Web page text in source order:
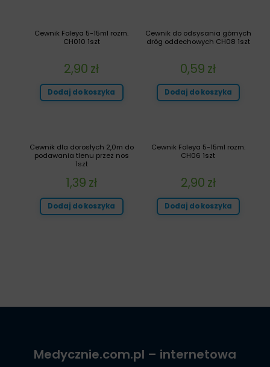
Cewnik do odsysania górnych
dróg oddechowych CH08 1szt
0,59 zł
Dodaj do koszyka
Cewnik Foleya 5-15ml rozm.
CH010 1szt
2,90 zł
Dodaj do koszyka
Cewnik Foleya 5-15ml rozm.
CH06 1szt
2,90 zł
Dodaj do koszyka
Cewnik dla dorosłych 2,0m do
podawania tlenu przez nos
1szt
1,39 zł
Dodaj do koszyka
Medycznie.com.pl – internetowa